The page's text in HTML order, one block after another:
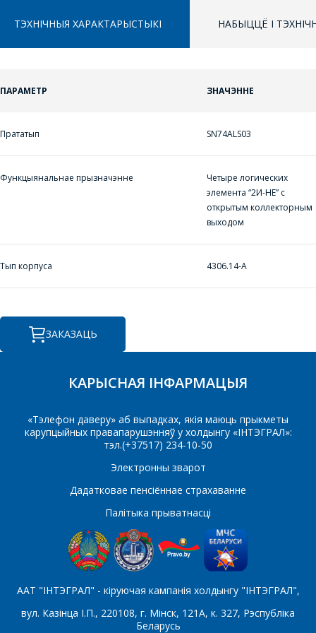
ТЭХНІЧНЫЯ ХАРАКТАРЫСТЫКІ НАБЫЦЦЁ І
ПАРАМЕТР ЗНАЧЭННЕ
Прататып SN74ALS03
Функцыянальнае прызначэнне
Четыре логических
элемента “2И-НЕ” с
открытым коллекторным
выходом
Тып корпуса 4306.14-А
ЗАКАЗАЦЬ
КАРЫСНАЯ ІНФАРМАЦЫЯ
«Тэлефон даверу» аб выпадках, якія маюць прыкметы
карупцыйных правапарушэнняў у холдынгу «ІНТЭГРАЛ»:
тэл.(+37517) 234-10-50
Электронны зварот
Дадатковае пенсіённае страхаванне
Палітыка прыватнасці
ААТ "ІНТЭГРАЛ" - кіруючая кампанія холдынгу "ІНТЭГРАЛ",
вул. Казінца І.П., 220108, г. Мінск, 121А, к. 327, Рэспубліка
Беларусь
КАМПАНІІ З
РАДАСЦЮ
АДКАЖУЦЬ НА
ВАШЫ ПЫТАННІ,
РАЗЛІЧАЦЬ
КОШТ ПАСЛУГ І
КАМЕРЦЫЙНАЕ
Ваша імя*
Тэлефон*
Які цікавіць тавар/паслуга